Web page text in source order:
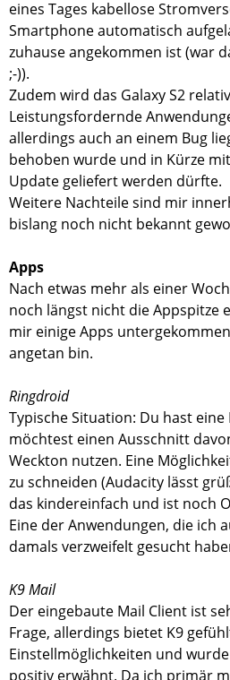
eines Tages kabellose
Smartphone automatisch
zuhause angekommen ist (war
;-)).
Zudem wird das Galaxy S2
Leistungsfordernde
allerdings auch an einem Bug
behoben wurde und in Kürze
Update geliefert werden dürfte.
Weitere Nachteile sind mir
bislang noch nicht bekannt
Apps
Nach etwas mehr als einer
noch längst nicht die Appspitze
mir einige Apps
angetan bin.
Ringdroid
Typische Situation: Du hast
möchtest einen Ausschnitt
Weckton nutzen. Eine
zu schneiden (Audacity lässt
das kindereinfach und ist noch
Eine der Anwendungen, die ich
damals verzweifelt gesucht
K9 Mail
Der eingebaute Mail Client ist
Frage, allerdings bietet K9
Einstellmöglichkeiten und
positiv erwähnt. Da ich primär